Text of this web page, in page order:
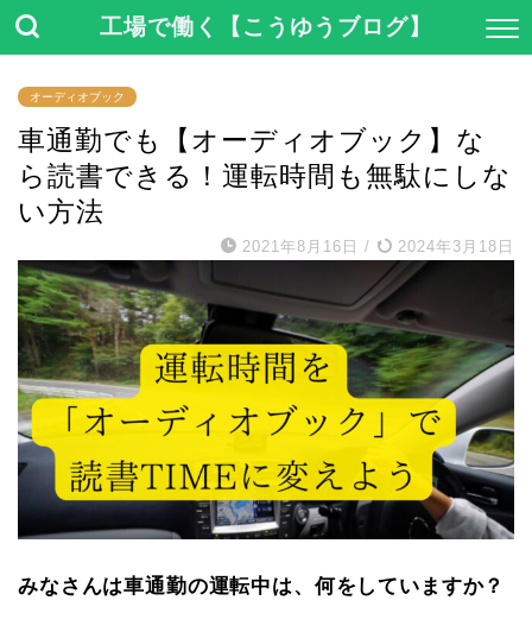
工場で働く【こうゆうブログ】
オーディオブック
車通勤でも【オーディオブック】な
ら読書できる！運転時間も無駄にしな
い方法
2021年8月16日 / 2024年3月18日
みなさんは車通勤の運転中は、何をしていますか？